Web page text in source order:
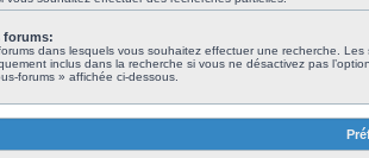
forums:
dans lesquels vous souhaitez effectuer une recherche. Les
inclus dans la recherche si vous ne désactivez pas
forums » affichée ci-dessous.